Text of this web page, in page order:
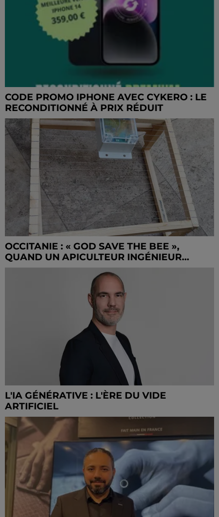
CODE PROMO IPHONE AVEC CYKERO : LE
RECONDITIONNÉ À PRIX RÉDUIT
OCCITANIE : « GOD SAVE THE BEE »,
QUAND UN APICULTEUR INGÉNIEUR...
L'IA GÉNÉRATIVE : L'ÈRE DU VIDE
ARTIFICIEL